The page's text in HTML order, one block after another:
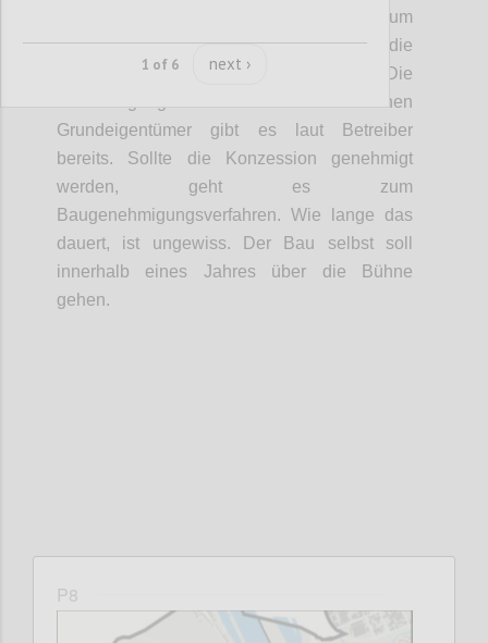
Laufe des heurigen Jahres geschehen. Zum
anderen prüft die Stadt Wien die
naturschutzrechtlichen Aspekte. Die
Genehmigung aller betroffenen
Grundeigentümer gibt es laut Betreiber
bereits. Sollte die Konzession genehmigt
werden, geht es zum
Baugenehmigungsverfahren. Wie lange das
dauert, ist ungewiss. Der Bau selbst soll
innerhalb eines Jahres über die Bühne
gehen.
P8
1 of 6 next ›